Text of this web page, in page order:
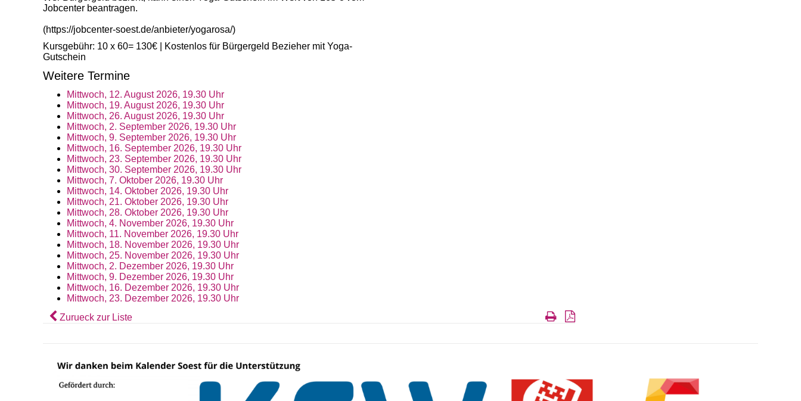
Jobcenter beantragen.
(https://jobcenter-soest.de/anbieter/yogarosa/)
Kursgebühr: 10 x 60= 130€ | Kostenlos für Bürgergeld Bezieher mit Yoga-
Gutschein
Weitere Termine
Mittwoch, 12. August 2026, 19.30 Uhr
Mittwoch, 19. August 2026, 19.30 Uhr
Mittwoch, 26. August 2026, 19.30 Uhr
Mittwoch, 2. September 2026, 19.30 Uhr
Mittwoch, 9. September 2026, 19.30 Uhr
Mittwoch, 16. September 2026, 19.30 Uhr
Mittwoch, 23. September 2026, 19.30 Uhr
Mittwoch, 30. September 2026, 19.30 Uhr
Mittwoch, 7. Oktober 2026, 19.30 Uhr
Mittwoch, 14. Oktober 2026, 19.30 Uhr
Mittwoch, 21. Oktober 2026, 19.30 Uhr
Mittwoch, 28. Oktober 2026, 19.30 Uhr
Mittwoch, 4. November 2026, 19.30 Uhr
Mittwoch, 11. November 2026, 19.30 Uhr
Mittwoch, 18. November 2026, 19.30 Uhr
Mittwoch, 25. November 2026, 19.30 Uhr
Mittwoch, 2. Dezember 2026, 19.30 Uhr
Mittwoch, 9. Dezember 2026, 19.30 Uhr
Mittwoch, 16. Dezember 2026, 19.30 Uhr
Mittwoch, 23. Dezember 2026, 19.30 Uhr
Zurueck zur Liste